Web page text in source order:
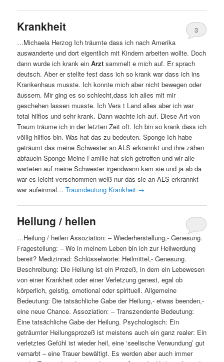
Krankheit
3
…Michaela Herzog Ich träumte dass ich nach Amerika
auswanderte und dort eigentlich mit Kindern arbeiten wollte. Doch
dann wurde ich krank einArzt sammelt e mich auf. Er sprach
deutsch. Aber er stellte fest dass ich so krank war dass ich ins
Krankenhaus musste. Ich konnte mich aber nicht bewegen oder
äussern. Mir ging es so schlecht,dass ich alles mit mir
geschehen lassen musste. Ich Vers t Land alles aber ich war
total hilflos und sehr krank. Dann wachte ich auf. Diese Art von
Traum träume ich in der letzten Zeit oft. Ich bin so krank dass ich
völlig hilflos bin. Was hat das zu bedeuten. Sponge Ich habe
geträumt das meine Schwester an ALS erkrannkt und ihre zähen
abfaueln Sponge Meine Familie hat sich getroffen und wir alle
warteten auf meine Schwester irgendwann kam sie und ja ab da
war es leicht verschommen weiß nur das sie an ALS erkrannkt
war aufeinmal…Traumdeutung Krankheit →
Heilung / heilen
…Heilung / heilen Assoziation: – Wiederherstellung,- Genesung.
Fragestellung: – Wo in meinem Leben bin ich zur Heilwerdung
bereit? Medizinrad: Schlüsselworte: Heilmittel,- Genesung.
Beschreibung: Die Heilung ist ein Prozeß, in dem ein Lebewesen
von einer Krankheit oder einer Verletzung genest, egal ob
körperlich, geistig, emotional oder spirituell. Allgemeine
Bedeutung: Die tatsächliche Gabe der Heilung,- etwas beenden,-
eine neue Chance. Assoziation: – Transzendente Bedeutung:
Eine tatsächliche Gabe der Heilung. Psychologisch: Ein
geträumter Heilungsprozeß ist meistens auch ein ganz realer: Ein
verletztes Gefühl ist wieder heil, eine ‘seelische Verwundung’ gut
vernarbt – eine Trauer bewältigt. Es werden aber auch immer